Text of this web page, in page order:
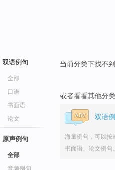
双语例句
全部
口语
书面语
论文
原声例句
全部
音频例句
当前分类下找不
或者看看其他分类
双语
海量例句，可以按
书面语、论文例句。